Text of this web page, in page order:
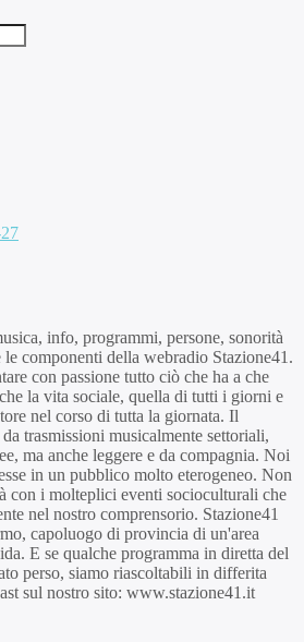
info, programmi, persone, sonorità
componenti della webradio Stazione41.
con passione tutto ciò che ha a che
la vita sociale, quella di tutti i giorni e
nel corso di tutta la giornata. Il
trasmissioni musicalmente settoriali,
ma anche leggere e da compagnia. Noi
in un pubblico molto eterogeneo. Non
con i molteplici eventi socioculturali che
nel nostro comprensorio. Stazione41
capoluogo di provincia di un'area
E se qualche programma in diretta del
perso, siamo riascoltabili in differita
sul nostro sito: www.stazione41.it